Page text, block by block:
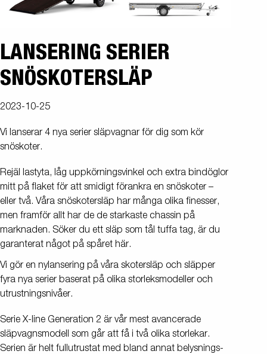
LANSERING SERIER
SNÖSKOTERSLÄP
2023-10-25
Vi lanserar 4 nya serier släpvagnar för dig som kör
snöskoter.
Rejäl lastyta, låg uppkörningsvinkel och extra bindöglor
mitt på flaket för att smidigt förankra en snöskoter –
eller två. Våra snöskotersläp har många olika finesser,
men framför allt har de de starkaste chassin på
marknaden. Söker du ett släp som tål tuffa tag, är du
garanterat något på spåret här.
Vi gör en nylansering på våra skotersläp och släpper
fyra nya serier baserat på olika storleksmodeller och
utrustningsnivåer.
Serie X-line Generation 2 är vår mest avancerade
släpvagnsmodell som går att få i två olika storlekar.
Serien är helt fullutrustat med bland annat belysnings-